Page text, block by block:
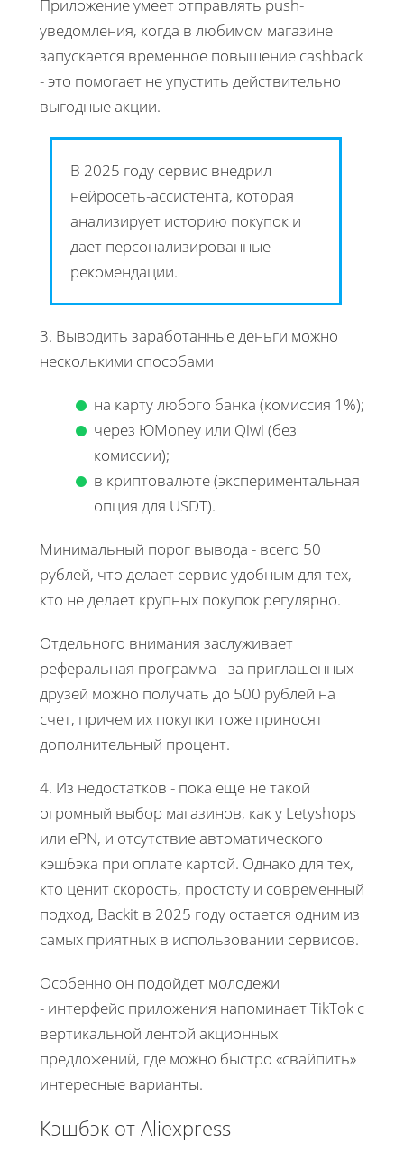
Приложение умеет отправлять push-
уведомления, когда в любимом магазине
запускается временное повышение cashback
- это помогает не упустить действительно
выгодные акции.
В 2025 году сервис внедрил
нейросеть-ассистента, которая
анализирует историю покупок и
дает персонализированные
рекомендации.
3. Выводить заработанные деньги можно
несколькими способами
на карту любого банка (комиссия 1%);
через ЮMoney или Qiwi (без
комиссии);
в криптовалюте (экспериментальная
опция для USDT).
Минимальный порог вывода - всего 50
рублей, что делает сервис удобным для тех,
кто не делает крупных покупок регулярно.
Отдельного внимания заслуживает
реферальная программа - за приглашенных
друзей можно получать до 500 рублей на
счет, причем их покупки тоже приносят
дополнительный процент.
4. Из недостатков - пока еще не такой
огромный выбор магазинов, как у Letyshops
или ePN, и отсутствие автоматического
кэшбэка при оплате картой. Однако для тех,
кто ценит скорость, простоту и современный
подход, Backit в 2025 году остается одним из
самых приятных в использовании сервисов.
Особенно он подойдет молодежи
- интерфейс приложения напоминает TikTok с
вертикальной лентой акционных
предложений, где можно быстро «свайпить»
интересные варианты.
Кэшбэк от Aliexpress